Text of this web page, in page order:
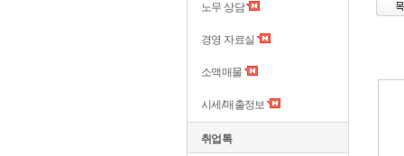
노무 상담
경영 자료실
소액매물
시세/매출정보
취업톡